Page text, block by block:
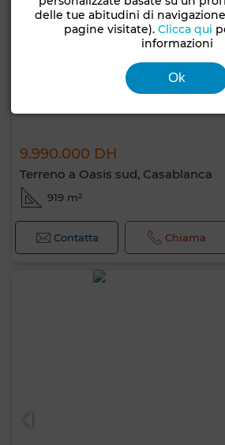
9.990.000 DH
Terreno a Oasis sud, Casablanca
919 m²
Contatta Chiama
delle tue abitudini di
pagine visitate). Clicca qui
informazioni
Ok